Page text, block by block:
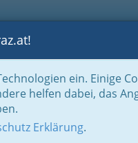
BRANCHEN
ein. Einige
helfen dabei, das
Erklärung.